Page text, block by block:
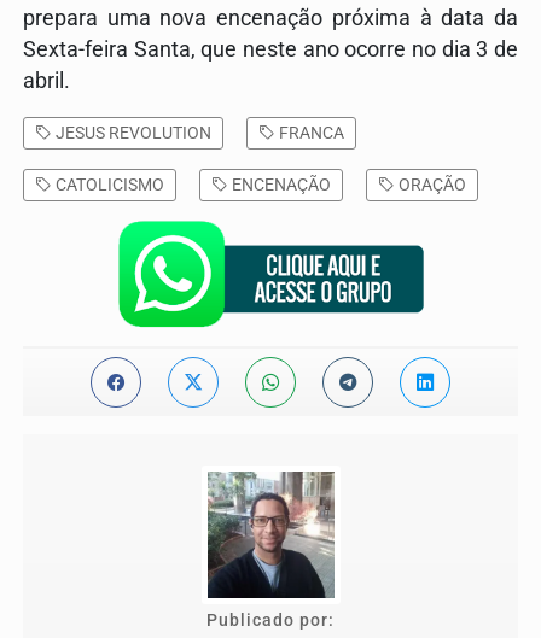
prepara uma nova encenação próxima à data da
Sexta-feira Santa, que neste ano ocorre no dia 3 de
abril.
JESUS REVOLUTION FRANCA
CATOLICISMO ENCENAÇÃO ORAÇÃO
Publicado por: